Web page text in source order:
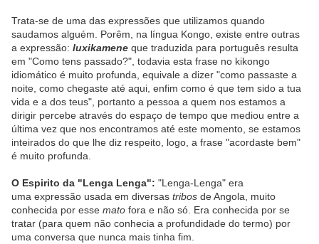
Trata-se de uma das expressões que utilizamos quando
saudamos alguém. Porêm, na língua Kongo, existe entre outras
a expressão: luxikamene que traduzida para português resulta
em "Como tens passado?", todavia esta frase no kikongo
idiomático é muito profunda, equivale a dizer "como passaste a
noite, como chegaste até aqui, enfim como é que tem sido a tua
vida e a dos teus", portanto a pessoa a quem nos estamos a
dirigir percebe através do espaço de tempo que mediou entre a
última vez que nos encontramos até este momento, se estamos
inteirados do que lhe diz respeito, logo, a frase "acordaste bem"
é muito profunda.
O Espirito da "Lenga Lenga": "Lenga-Lenga" era
uma expressão usada em diversas tribos de Angola, muito
conhecida por esse mato fora e não só. Era conhecida por se
tratar (para quem não conhecia a profundidade do termo) por
uma conversa que nunca mais tinha fim.